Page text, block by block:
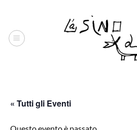
contenuti
« Tutti gli Eventi